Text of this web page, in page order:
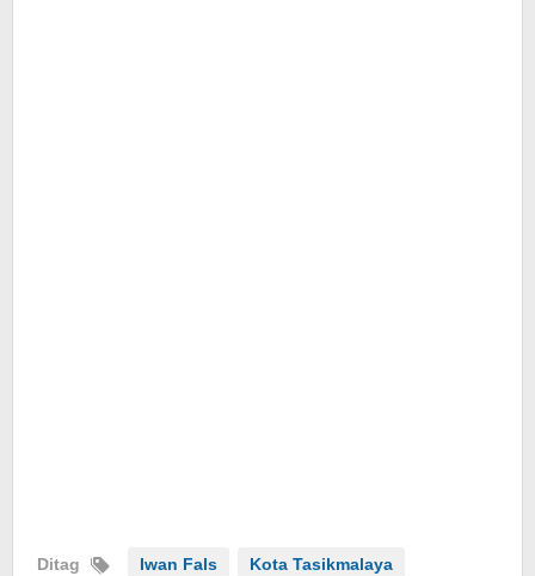
Ditag Iwan Fals Kota Tasikmalaya